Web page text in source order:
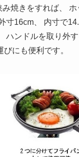
焼きをすれば、
16cm、 内寸で
ンドルを取り外
にも便利です。